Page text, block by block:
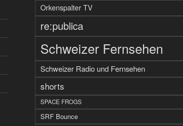
Orkenspalter TV
re:publica
Schweizer Fernsehen
Schweizer Radio und Fernsehen
shorts
SPACE FROGS
SRF Bounce